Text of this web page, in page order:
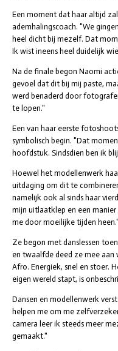
Een moment dat haar altijd
ademhalingscoach. "We
heel dicht bij mezelf. Dat
Ik wist ineens heel duidelijk
Na de finale begon Naomi
gevoel dat dit bij mij paste,
werd benaderd door
te lopen."
Een van haar eerste
symbolisch begin. "Dat
hoofdstuk. Sindsdien ben ik
Hoewel het modellenwerk
uitdaging om dit te
namelijk ook al sinds haar
mijn uitlaatklep en een
me door moeilijke tijden heen."
Ze begon met danslessen
en twaalfde deed ze mee aan
Afro. Energiek, snel en stoer.
eigen wereld stapt, is
Dansen en modellenwerk
helpen me om me
camera leer ik steeds meer
gemaakt."